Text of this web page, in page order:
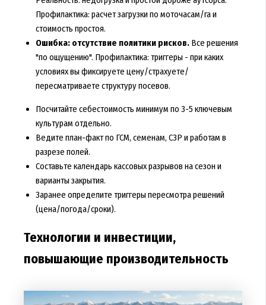
Профилактика: расчет загрузки по моточасам/га и
стоимость простоя.
Ошибка: отсутствие политики рисков.Все решения
"по ощущению". Профилактика: триггеры - при каких
условиях вы фиксируете цену/страхуете/
пересматриваете структуру посевов.
Посчитайте себестоимость минимум по 3-5 ключевым
культурам отдельно.
Ведите план-факт по ГСМ, семенам, СЗР и работам в
разрезе полей.
Составьте календарь кассовых разрывов на сезон и
варианты закрытия.
Заранее определите триггеры пересмотра решений
(цена/погода/сроки).
Технологии и инвестиции,
повышающие производительность